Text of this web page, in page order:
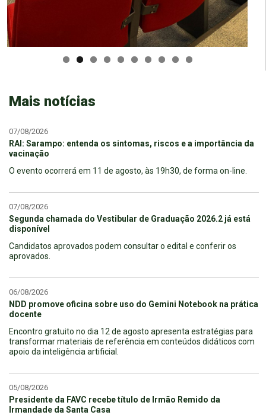
Mais notícias
07/08/2026
RAI: Sarampo: entenda os sintomas, riscos e a importância da
vacinação
O evento ocorrerá em 11 de agosto, às 19h30, de forma on-line.
07/08/2026
Segunda chamada do Vestibular de Graduação 2026.2 já está
disponível
Candidatos aprovados podem consultar o edital e conferir os
aprovados.
06/08/2026
NDD promove oficina sobre uso do Gemini Notebook na prática
docente
Encontro gratuito no dia 12 de agosto apresenta estratégias para
transformar materiais de referência em conteúdos didáticos com
apoio da inteligência artificial.
05/08/2026
Presidente da FAVC recebe título de Irmão Remido da
Irmandade da Santa Casa